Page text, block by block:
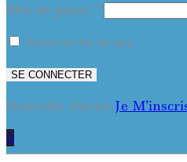
Mot de passe *
Souviens toi de moi
SE CONNECTER
Nouvelle cliente Je
0